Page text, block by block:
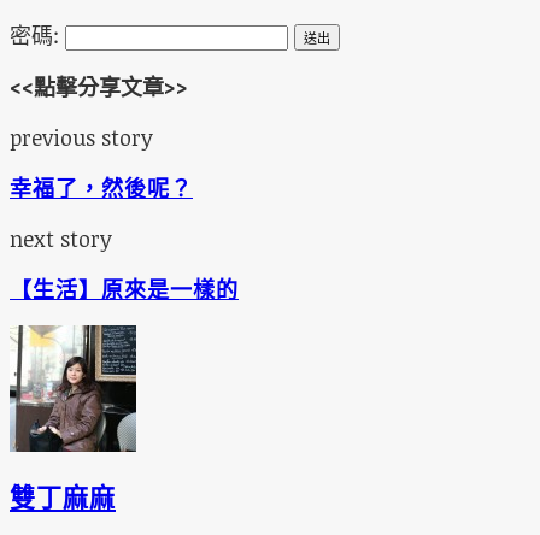
密碼:
<<點擊分享文章>>
previous story
幸福了，然後呢？
next story
【生活】原來是一樣的
雙丁麻麻